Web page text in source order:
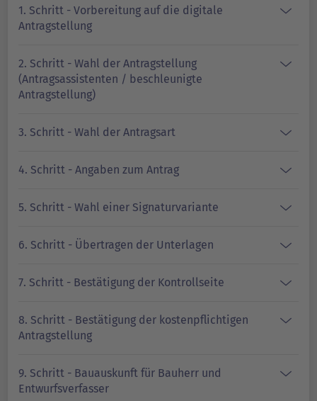
1. Schritt - Vorbereitung auf die digitale
Antragstellung
2. Schritt - Wahl der Antragstellung
(Antragsassistenten / beschleunigte
Antragstellung)
3. Schritt - Wahl der Antragsart
4. Schritt - Angaben zum Antrag
5. Schritt - Wahl einer Signaturvariante
6. Schritt - Übertragen der Unterlagen
7. Schritt - Bestätigung der Kontrollseite
8. Schritt - Bestätigung der kostenpflichtigen
Antragstellung
9. Schritt - Bauauskunft für Bauherr und
Entwurfsverfasser